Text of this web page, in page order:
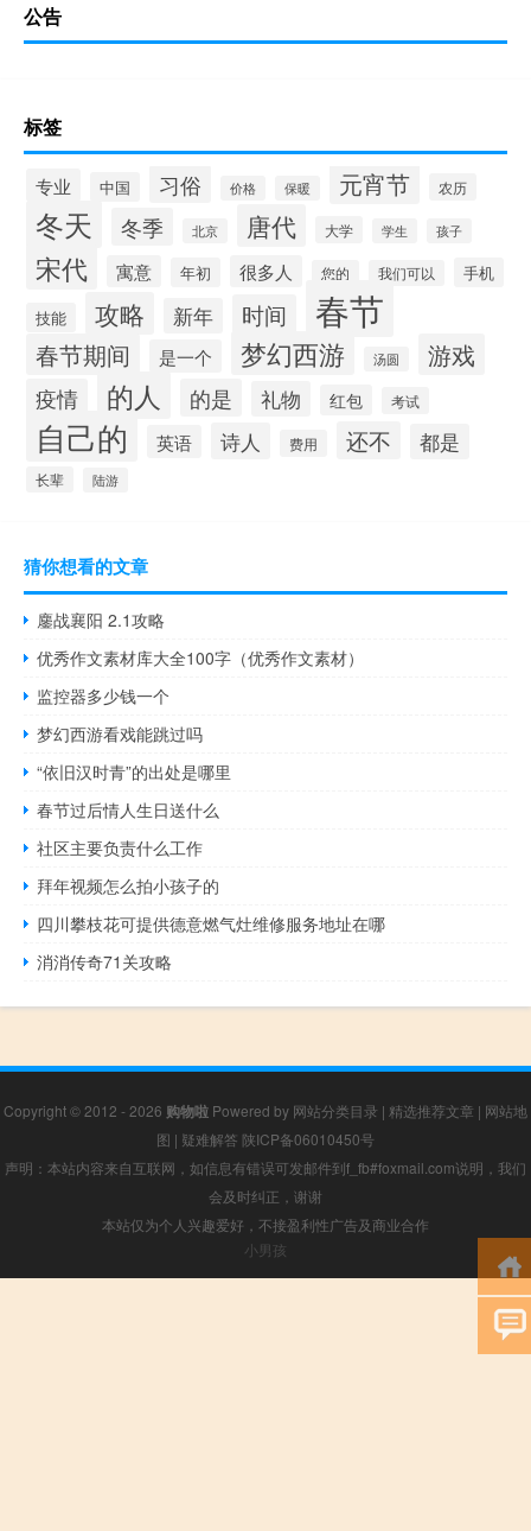
公告
标签
专业 中国 习俗 价格 保暖 元宵节 农历
冬天 冬季 北京 唐代 大学 学生 孩子
宋代 寓意 年初 很多人 您的 我们可以
手机
技能
攻略 新年 时间 春节
春节期间 是一个 梦幻西游 汤圆 游戏
疫情 的人 的是 礼物 红包 考试
自己的 英语 诗人 费用 还不 都是
长辈 陆游
猜你想看的文章
鏖战襄阳 2.1攻略
优秀作文素材库大全100字（优秀作文素材）
监控器多少钱一个
梦幻西游看戏能跳过吗
“依旧汉时青”的出处是哪里
春节过后情人生日送什么
社区主要负责什么工作
拜年视频怎么拍小孩子的
四川攀枝花可提供德意燃气灶维修服务地址在哪
消消传奇71关攻略
Copyright © 2012 - 2026 购物啦 Powered by 网站分类目录 | 精选推荐文章 | 网站地
图 | 疑难解答 陕ICP备06010450号
声明：本站内容来自互联网，如信息有错误可发邮件到f_fb#foxmail.com说明，我们
会及时纠正，谢谢
本站仅为个人兴趣爱好，不接盈利性广告及商业合作
小男孩